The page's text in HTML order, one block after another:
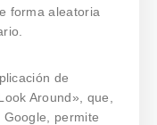
forma aleatoria
de
Around», que,
permite